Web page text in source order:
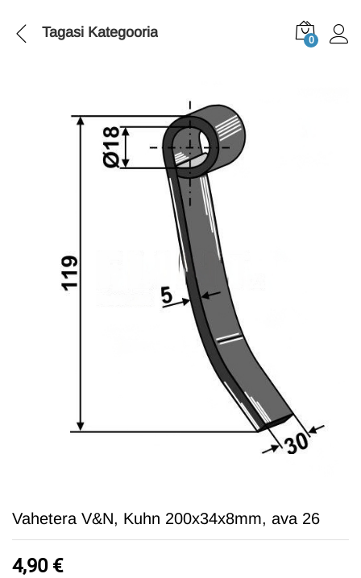
Tagasi Kategooria 0
Vahetera V&N, Kuhn 200x34x8mm, ava 26
4,90 €